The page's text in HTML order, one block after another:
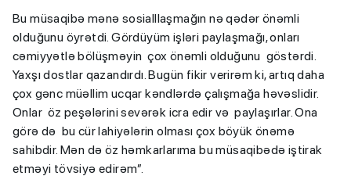
Bu müsaqibə mənə sosialllaşmağın nə qədər önəmli
olduğunu öyrətdi. Gördüyüm işləri paylaşmağı, onları
cəmiyyətlə bölüşməyin çox önəmli olduğunu göstərdi.
Yaxşı dostlar qazandırdı. Bugün fikir verirəm ki, artıq daha
çox gənc müəllim ucqar kəndlərdə çalışmağa həvəslidir.
Onlar öz peşələrini sevərək icra edir və paylaşırlar. Ona
görə də bu cür lahiyələrin olması çox böyük önəmə
sahibdir. Mən də öz həmkarlarıma bu müsaqibədə iştirak
etməyi tövsiyə edirəm”.